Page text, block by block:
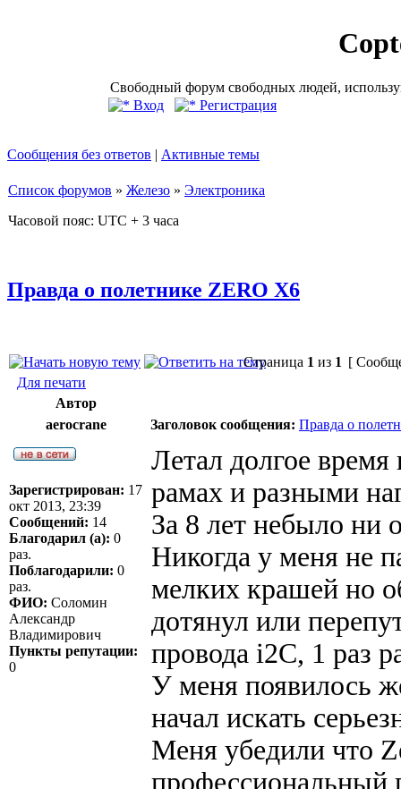
Свободный форум свободных людей,
Вход
Регистрация
Сообщения без ответов | Активные темы
Список форумов » Железо » Электроника
Часовой пояс: UTC + 3 часа
Правда о полетнике ZERO X6
Страница 1 из 1 [
Для печати
Автор
aerocrane
Заголовок сообщения: Правда о
Зарегистрирован: 17
окт 2013, 23:39
Сообщений: 14
Благодарил (а): 0
раз.
Поблагодарили: 0
раз.
ФИО: Соломин
Александр
Владимирович
Пункты репутации:
0
Летал долгое
рамах и разными
За 8 лет небыло ни
Никогда у меня не
мелких крашей но
дотянул или
провода i2C, 1 раз
У меня появилось
начал искать
Меня убедили что
профессиональный